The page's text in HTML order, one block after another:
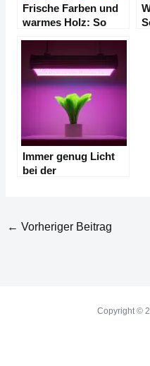
Frische Farben und
warmes Holz: So
Immer genug Licht
bei der
← Vorheriger Beitrag
Copyright ©